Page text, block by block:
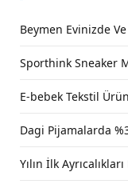
Beymen Evinizde
Sporthink Sneaker
E-bebek Tekstil
Dagi Pijamalarda
Yılın İlk